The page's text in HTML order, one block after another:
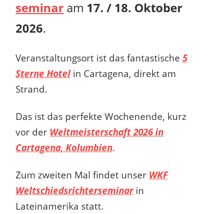
seminar am 17. / 18. Oktober
2026.
Veranstaltungsort ist das fantastische 5
Sterne Hotel in Cartagena, direkt am
Strand.
Das ist das perfekte Wochenende, kurz
vor der Weltmeisterschaft 2026 in
Cartagena, Kolumbien.
Zum zweiten Mal findet unser WKF
Weltschiedsrichterseminarin
Lateinamerika statt.